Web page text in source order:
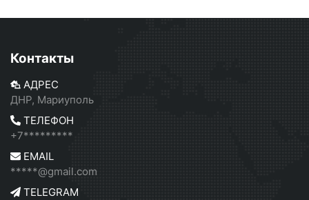
Контакты
АДРЕС
ДНР, Мариуполь
ТЕЛЕФОН
+7*********
EMAIL
*****@gmail.com
TELEGRAM